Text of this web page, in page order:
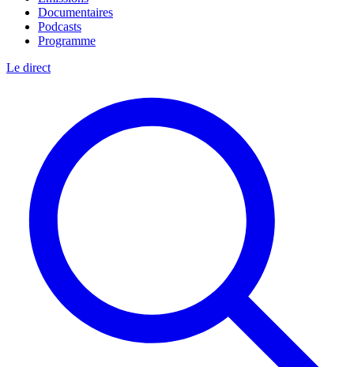
Documentaires
Podcasts
Programme
Le direct